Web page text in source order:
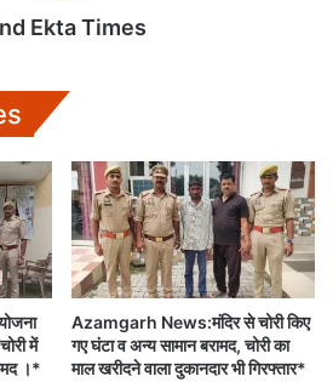
Ekta Times
में
।*
Azamgarh News:मंदिर से चोरी किए
गए घंटा व अन्य सामान बरामद, चोरी का
माल खरीदने वाला दुकानदार भी गिरफ्तार*